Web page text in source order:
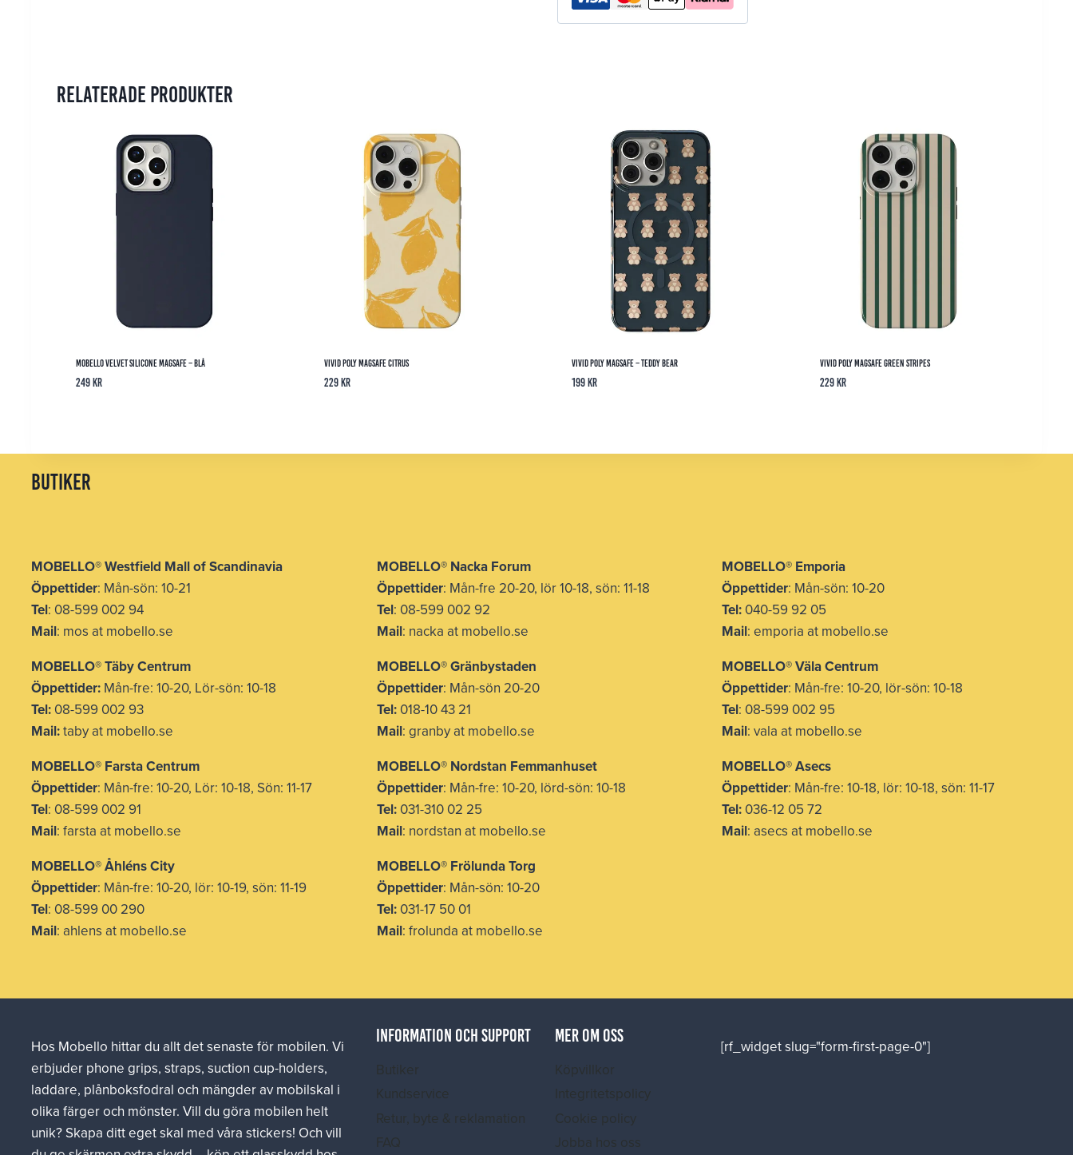
Relaterade produkter
Mobello Velvet Silicone MagSafe – Blå
249 kr
Vivid Poly Magsafe Citrus
229 kr
Vivid Poly MagSafe – Teddy Bear
199 kr
Vivid Poly Magsafe Green Stripes
229 kr
butiker
MOBELLO®Westfield Mall of Scandinavia
Öppettider: Mån-sön: 10-21
Tel: 08-599 002 94
Mail: mos at mobello.se
MOBELLO®Täby Centrum
Öppettider:Mån-fre: 10-20, Lör-sön: 10-18
Tel:08-599 002 93
Mail:taby at mobello.se
MOBELLO® Farsta Centrum
Öppettider: Mån-fre: 10-20, Lör: 10-18, Sön: 11-17
Tel: 08-599 002 91
Mail: farsta at mobello.se
MOBELLO® Åhléns City
Öppettider: Mån-fre: 10-20, lör: 10-19, sön: 11-19
Tel: 08-599 00 290
Mail: ahlens at mobello.se
MOBELLO® Nacka Forum
Öppettider: Mån-fre 20-20, lör 10-18, sön: 11-18
Tel: 08-599 002 92
Mail: nacka at mobello.se
MOBELLO®Gränbystaden
Öppettider: Mån-sön 20-20
Tel: 018-10 43 21
Mail: granby at mobello.se
MOBELLO® Nordstan Femmanhuset
Öppettider: Mån-fre: 10-20, lörd-sön: 10-18
Tel: 031-310 02 25
Mail: nordstan at mobello.se
MOBELLO® Frölunda Torg
Öppettider: Mån-sön: 10-20
Tel: 031-17 50 01
Mail: frolunda at mobello.se
MOBELLO® Emporia
Öppettider: Mån-sön: 10-20
Tel: 040-59 92 05
Mail: emporia at mobello.se
MOBELLO® Väla Centrum
Öppettider: Mån-fre: 10-20, lör-sön: 10-18
Tel: 08-599 002 95
Mail: vala at mobello.se
MOBELLO® Asecs
Öppettider: Mån-fre: 10-18, lör: 10-18, sön: 11-17
Tel: 036-12 05 72
Mail: asecs at mobello.se
Hos Mobello hittar du allt det senaste för mobilen. Vi
erbjuder phone grips, straps, suction cup-holders,
laddare, plånboksfodral och mängder av mobilskal i
olika färger och mönster. Vill du göra mobilen helt
unik? Skapa ditt eget skal med våra stickers! Och vill
INFORMATION OCH SUPPORT
Butiker
Kundservice
Retur, byte & reklamation
FAQ
MER OM OSS
Köpvillkor
Integritetspolicy
Cookie policy
Jobba hos oss
[rf_widget slug="form-first-page-0"]